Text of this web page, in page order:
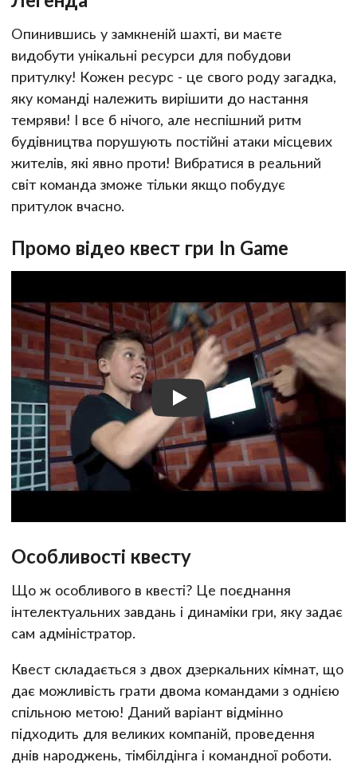
Опинившись у замкненій шахті, ви маєте
видобути унікальні ресурси для побудови
притулку! Кожен ресурс - це свого роду загадка,
яку команді належить вирішити до настання
темряви! І все б нічого, але неспішний ритм
будівництва порушують постійні атаки місцевих
жителів, які явно проти! Вибратися в реальний
світ команда зможе тільки якщо побудує
притулок вчасно.
Промо відео квест гри In Game
Особливості квесту
Що ж особливого в квесті? Це поєднання
інтелектуальних завдань і динаміки гри, яку задає
сам адміністратор.
Квест складається з двох дзеркальних кімнат, що
дає можливість грати двома командами з однією
спільною метою! Даний варіант відмінно
підходить для великих компаній, проведення
днів народжень, тімбілдінга і командної роботи.